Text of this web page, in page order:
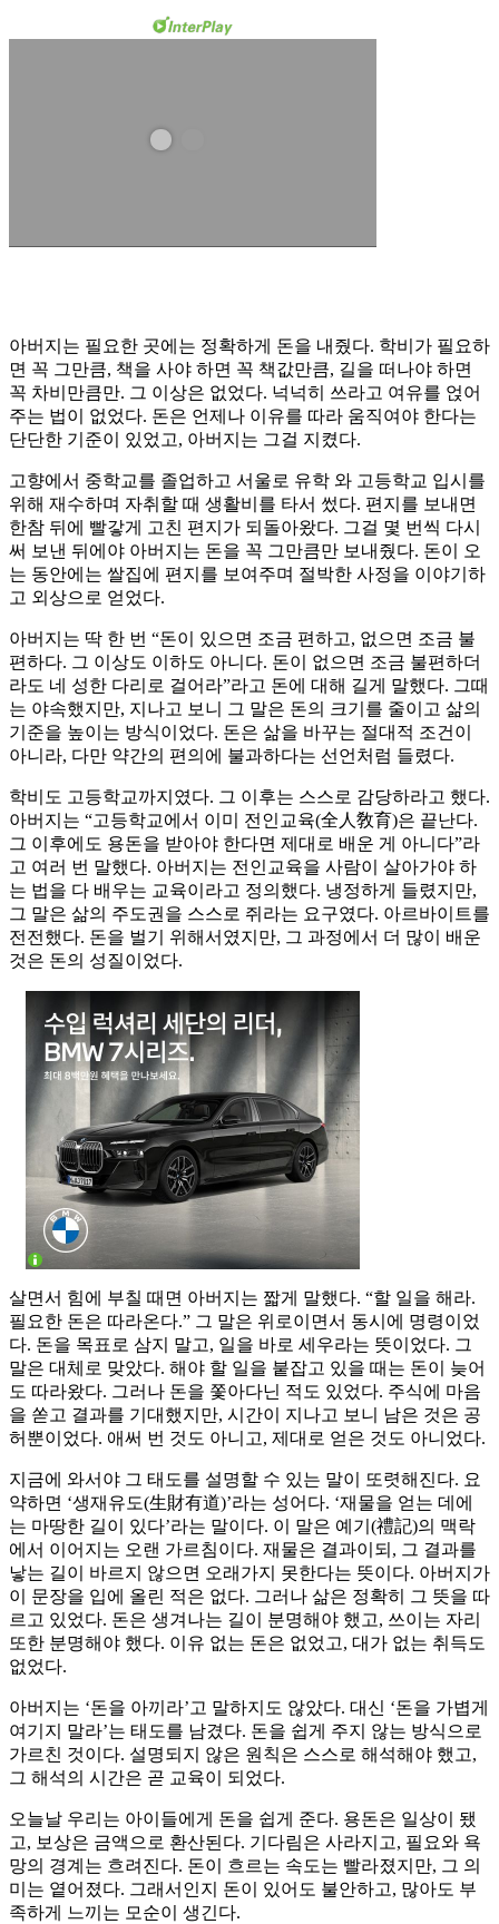
아버지는 필요한 곳에는 정확하게 돈을 내줬다. 학비가 필요하
면 꼭 그만큼, 책을 사야 하면 꼭 책값만큼, 길을 떠나야 하면
꼭 차비만큼만. 그 이상은 없었다. 넉넉히 쓰라고 여유를 얹어
주는 법이 없었다. 돈은 언제나 이유를 따라 움직여야 한다는
단단한 기준이 있었고, 아버지는 그걸 지켰다.
고향에서 중학교를 졸업하고 서울로 유학 와 고등학교 입시를
위해 재수하며 자취할 때 생활비를 타서 썼다. 편지를 보내면
한참 뒤에 빨갛게 고친 편지가 되돌아왔다. 그걸 몇 번씩 다시
써 보낸 뒤에야 아버지는 돈을 꼭 그만큼만 보내줬다. 돈이 오
는 동안에는 쌀집에 편지를 보여주며 절박한 사정을 이야기하
고 외상으로 얻었다.
아버지는 딱 한 번 “돈이 있으면 조금 편하고, 없으면 조금 불
편하다. 그 이상도 이하도 아니다. 돈이 없으면 조금 불편하더
라도 네 성한 다리로 걸어라”라고 돈에 대해 길게 말했다. 그때
는 야속했지만, 지나고 보니 그 말은 돈의 크기를 줄이고 삶의
기준을 높이는 방식이었다. 돈은 삶을 바꾸는 절대적 조건이
아니라, 다만 약간의 편의에 불과하다는 선언처럼 들렸다.
학비도 고등학교까지였다. 그 이후는 스스로 감당하라고 했다.
아버지는 “고등학교에서 이미 전인교육(全人敎育)은 끝난다.
그 이후에도 용돈을 받아야 한다면 제대로 배운 게 아니다”라
고 여러 번 말했다. 아버지는 전인교육을 사람이 살아가야 하
는 법을 다 배우는 교육이라고 정의했다. 냉정하게 들렸지만,
그 말은 삶의 주도권을 스스로 쥐라는 요구였다. 아르바이트를
전전했다. 돈을 벌기 위해서였지만, 그 과정에서 더 많이 배운
것은 돈의 성질이었다.
살면서 힘에 부칠 때면 아버지는 짧게 말했다. “할 일을 해라.
필요한 돈은 따라온다.” 그 말은 위로이면서 동시에 명령이었
다. 돈을 목표로 삼지 말고, 일을 바로 세우라는 뜻이었다. 그
말은 대체로 맞았다. 해야 할 일을 붙잡고 있을 때는 돈이 늦어
도 따라왔다. 그러나 돈을 쫓아다닌 적도 있었다. 주식에 마음
을 쏟고 결과를 기대했지만, 시간이 지나고 보니 남은 것은 공
허뿐이었다. 애써 번 것도 아니고, 제대로 얻은 것도 아니었다.
지금에 와서야 그 태도를 설명할 수 있는 말이 또렷해진다. 요
약하면 ‘생재유도(生財有道)’라는 성어다. ‘재물을 얻는 데에
는 마땅한 길이 있다’라는 말이다. 이 말은 예기(禮記)의 맥락
에서 이어지는 오랜 가르침이다. 재물은 결과이되, 그 결과를
낳는 길이 바르지 않으면 오래가지 못한다는 뜻이다. 아버지가
이 문장을 입에 올린 적은 없다. 그러나 삶은 정확히 그 뜻을 따
르고 있었다. 돈은 생겨나는 길이 분명해야 했고, 쓰이는 자리
또한 분명해야 했다. 이유 없는 돈은 없었고, 대가 없는 취득도
없었다.
아버지는 ‘돈을 아끼라’고 말하지도 않았다. 대신 ‘돈을 가볍게
여기지 말라’는 태도를 남겼다. 돈을 쉽게 주지 않는 방식으로
가르친 것이다. 설명되지 않은 원칙은 스스로 해석해야 했고,
그 해석의 시간은 곧 교육이 되었다.
오늘날 우리는 아이들에게 돈을 쉽게 준다. 용돈은 일상이 됐
고, 보상은 금액으로 환산된다. 기다림은 사라지고, 필요와 욕
망의 경계는 흐려진다. 돈이 흐르는 속도는 빨라졌지만, 그 의
미는 옅어졌다. 그래서인지 돈이 있어도 불안하고, 많아도 부
족하게 느끼는 모순이 생긴다.